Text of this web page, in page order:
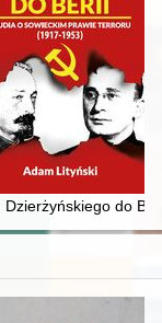
relacji z Węgrami i
Dzierżyńskiego do